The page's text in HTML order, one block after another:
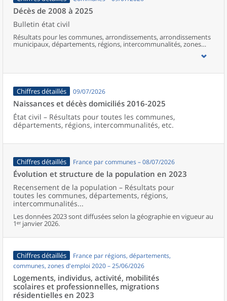
Décès de 2008 à 2025
Bulletin état civil
Résultats pour les communes, arrondissements, arrondissements
municipaux, départements, régions, intercommunalités, zones
d’emploi, bassins de vie, unités urbaines et aires d’attraction des
Chiffres détaillés 09/07/2026
Naissances et décès domiciliés 2016-2025
État civil – Résultats pour toutes les communes,
départements, régions, intercommunalités, etc.
Chiffres détaillés France par communes – 08/07/2026
Évolution et structure de la population en 2023
Recensement de la population – Résultats pour
toutes les communes, départements, régions,
intercommunalités...
Les données 2023 sont diffusées selon la géographie en vigueur au
1ᵉʳ janvier 2026.
Chiffres détaillés
France par régions, départements,
communes, zones d'emploi 2020 – 25/06/2026
Logements, individus, activité, mobilités
scolaires et professionnelles, migrations
résidentielles en 2023